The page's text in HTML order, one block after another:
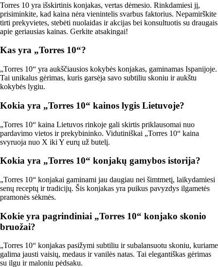
Torres 10 yra išskirtinis konjakas, vertas dėmesio. Rinkdamiesi jį,
prisiminkite, kad kaina nėra vienintelis svarbus faktorius. Nepamirškite
tirti prekyvietes, stebėti nuolaidas ir akcijas bei konsultuotis su draugais
apie geriausias kainas. Gerkite atsakingai!
Kas yra „Torres 10“?
„Torres 10“ yra aukščiausios kokybės konjakas, gaminamas Ispanijoje.
Tai unikalus gėrimas, kuris garsėja savo subtiliu skoniu ir aukštu
kokybės lygiu.
Kokia yra „Torres 10“ kainos lygis Lietuvoje?
„Torres 10“ kaina Lietuvos rinkoje gali skirtis priklausomai nuo
pardavimo vietos ir prekybininko. Vidutiniškai „Torres 10“ kaina
svyruoja nuo X iki Y eurų už butelį.
Kokia yra „Torres 10“ konjakų gamybos istorija?
„Torres 10“ konjakai gaminami jau daugiau nei šimtmetį, laikydamiesi
senų receptų ir tradicijų. Šis konjakas yra puikus pavyzdys ilgametės
pramonės sėkmės.
Kokie yra pagrindiniai „Torres 10“ konjako skonio
bruožai?
„Torres 10“ konjakas pasižymi subtiliu ir subalansuotu skoniu, kuriame
galima jausti vaisių, medaus ir vanilės natas. Tai elegantiškas gėrimas
su ilgu ir maloniu pėdsaku.